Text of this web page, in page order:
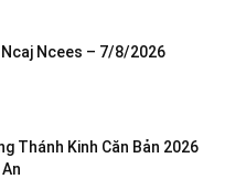
Ncees – 7/8/2026
Thánh Kinh Căn Bản 2026